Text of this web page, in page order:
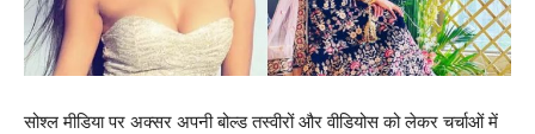
सोश्ल मीडिया पर अक्सर अपनी बोल्ड तस्वीरों और वीडियोस को लेकर चर्चाओं में